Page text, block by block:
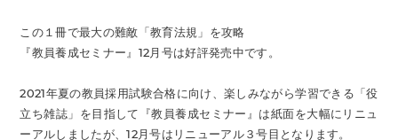
この１冊で最大の難敵「教育法規」を攻略
『教員養成セミナー』12月号は好評発売中です。
2021年夏の教員採用試験合格に向け、楽しみながら学習できる「役
立ち雑誌」を目指して『教員養成セミナー』は紙面を大幅にリニュ
ーアルしましたが、12月号はリニューアル３号目となります。